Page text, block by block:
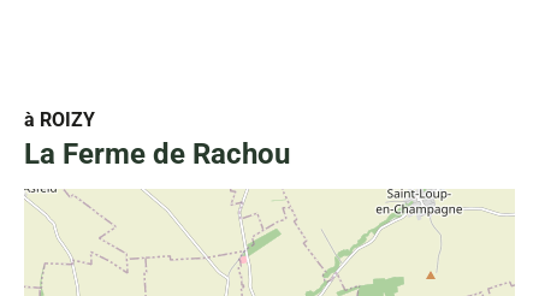
à ROIZY
La Ferme de Rachou